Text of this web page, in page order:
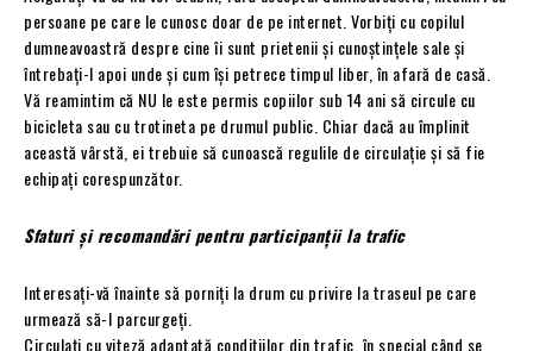
persoane pe care le cunosc doar de pe internet. Vorbiţi cu copilul
dumneavoastră despre cine îi sunt prietenii şi cunoştinţele sale și
întrebaţi-l apoi unde şi cum îşi petrece timpul liber, în afară de casă.
Vă reamintim că NU le este permis copiilor sub 14 ani să circule cu
bicicleta sau cu trotineta pe drumul public. Chiar dacă au împlinit
această vârstă, ei trebuie să cunoască regulile de circulaţie şi să fie
echipaţi corespunzător.
Sfaturi și recomandări pentru participanții la trafic
Interesați-vă înainte să porniți la drum cu privire la traseul pe care
urmează să-l parcurgeți.
Circulaţi cu viteză adaptată condiţiilor din trafic, în special când se